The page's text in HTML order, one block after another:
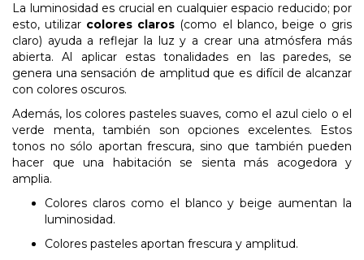
La luminosidad es crucial en cualquier espacio reducido; por
esto, utilizar colores claros (como el blanco, beige o gris
claro) ayuda a reflejar la luz y a crear una atmósfera más
abierta.
Al aplicar estas tonalidades en las paredes, se
genera una sensación de amplitud que es difícil de alcanzar
con colores oscuros.
Además, los colores pasteles suaves, como el azul cielo o el
verde menta, también son opciones excelentes. Estos
tonos no sólo aportan frescura, sino que también pueden
hacer que una habitación se sienta más acogedora y
amplia.
Colores claros como el blanco y beige aumentan la
luminosidad.
Colores pasteles aportan frescura y amplitud.